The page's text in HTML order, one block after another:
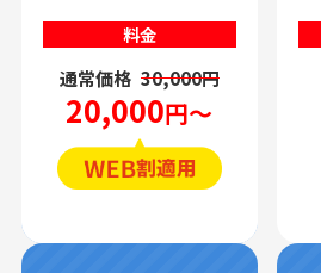
料金
通常価格 30,000円
20,000円～